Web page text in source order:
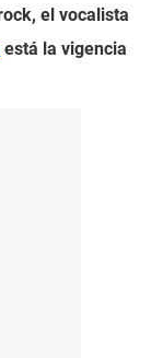
el vocalista
está la vigencia